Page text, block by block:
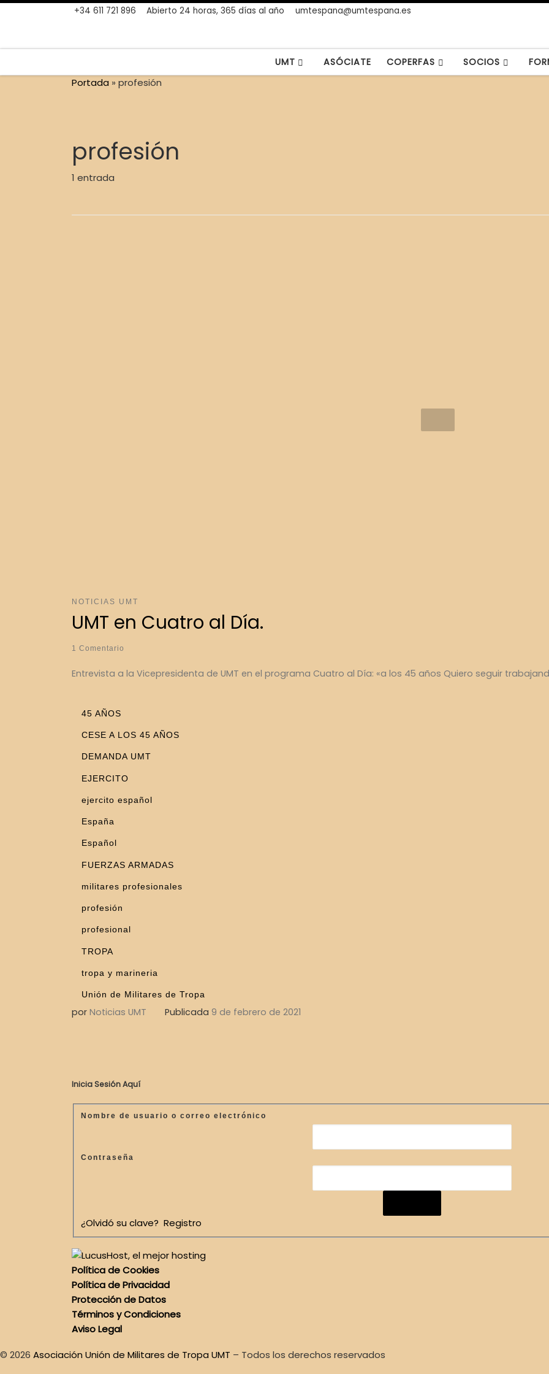
+34 611 721 896 Abierto 24 horas, 365 días al año umtespana@umtespana.es
UMT ASÓCIATE COPERFAS SOCIOS
Portada » profesión
profesión
1 entrada
NOTICIAS UMT
UMT en Cuatro al Día.
1 Comentario
Entrevista a la Vicepresidenta de UMT en el programa Cuatro al Día: «a los 45 años Quiero seguir
45 AÑOS
CESE A LOS 45 AÑOS
DEMANDA UMT
EJERCITO
ejercito español
España
Español
FUERZAS ARMADAS
militares profesionales
profesión
profesional
TROPA
tropa y marineria
Unión de Militares de Tropa
por Noticias UMT Publicada 9 de febrero de 2021
Inicia Sesión Aquí
Nombre de usuario o correo electrónico
Contraseña
¿Olvidó su clave? Registro
Política de Cookies
Política de Privacidad
Protección de Datos
Términos y Condiciones
Aviso Legal
© 2026 Asociación Unión de Militares de Tropa UMT – Todos los derechos reservados